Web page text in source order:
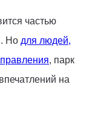
частью
Но для людей,
, парк
на